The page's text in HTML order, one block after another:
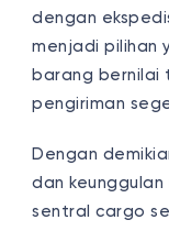
dengan
menjadi pilihan
barang bernilai
pengiriman
Dengan
dan
sentral cargo